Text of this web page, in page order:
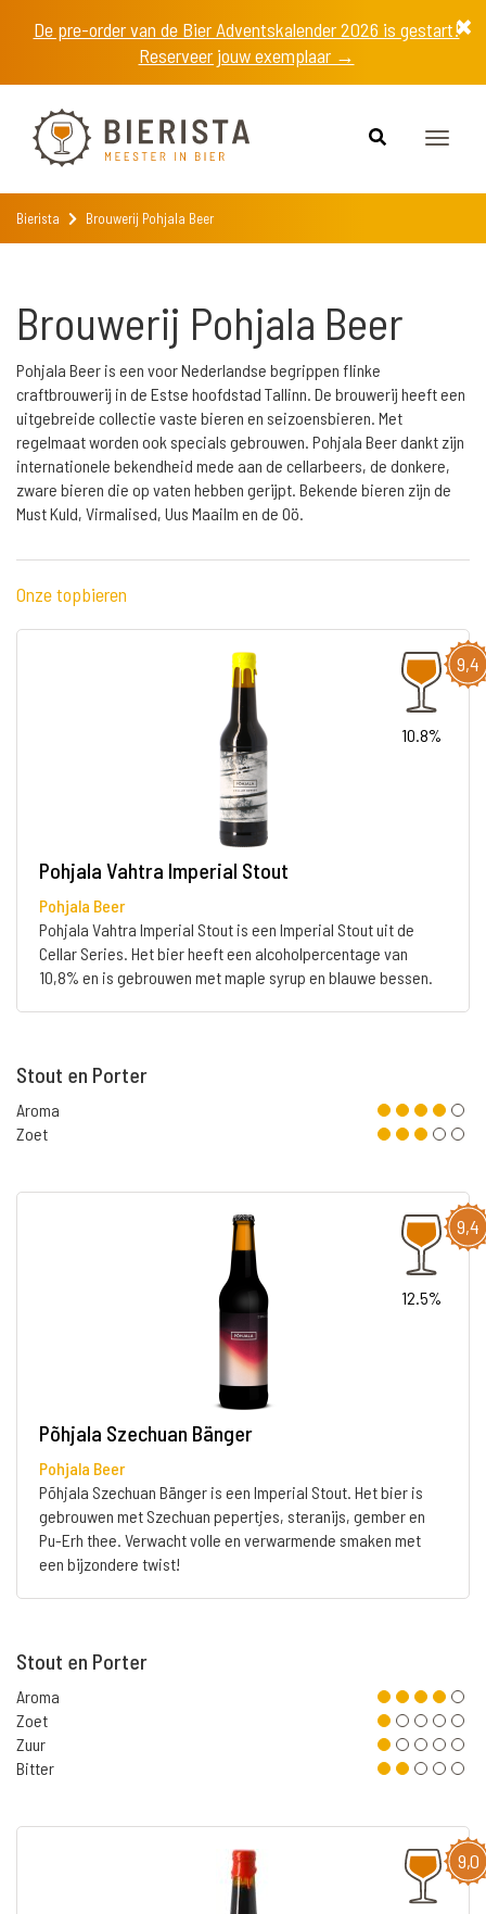
De pre-order van de Bier Adventskalender 2026 is gestart!
Reserveer jouw exemplaar →
Toggle
Bierista Brouwerij Pohjala Beer
Brouwerij Pohjala Beer
Pohjala Beer is een voor Nederlandse begrippen flinke
craftbrouwerij in de Estse hoofdstad Tallinn. De brouwerij heeft een
uitgebreide collectie vaste bieren en seizoensbieren. Met
regelmaat worden ook specials gebrouwen. Pohjala Beer dankt zijn
internationele bekendheid mede aan de cellarbeers, de donkere,
zware bieren die op vaten hebben gerijpt. Bekende bieren zijn de
Must Kuld, Virmalised, Uus Maailm en de Oö.
Onze topbieren
9,4
10.8%
Pohjala Vahtra Imperial Stout
Pohjala Beer
Pohjala Vahtra Imperial Stout is een Imperial Stout uit de
Cellar Series. Het bier heeft een alcoholpercentage van
10,8% en is gebrouwen met maple syrup en blauwe bessen.
Stout en Porter
Aroma
Zoet
9,4
12.5%
Põhjala Szechuan Bänger
Pohjala Beer
Põhjala Szechuan Bänger is een Imperial Stout. Het bier is
gebrouwen met Szechuan pepertjes, steranijs, gember en
Pu-Erh thee. Verwacht volle en verwarmende smaken met
een bijzondere twist!
Stout en Porter
Aroma
Zoet
Zuur
Bitter
9,0